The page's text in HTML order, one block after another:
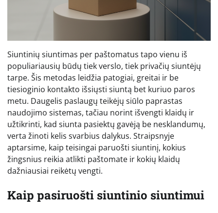
Siuntinių siuntimas per paštomatus tapo vienu iš
populiariausių būdų tiek verslo, tiek privačių siuntėjų
tarpe. Šis metodas leidžia patogiai, greitai ir be
tiesioginio kontakto išsiųsti siuntą bet kuriuo paros
metu. Daugelis paslaugų teikėjų siūlo paprastas
naudojimo sistemas, tačiau norint išvengti klaidų ir
užtikrinti, kad siunta pasiektų gavėją be nesklandumų,
verta žinoti kelis svarbius dalykus. Straipsnyje
aptarsime, kaip teisingai paruošti siuntinį, kokius
žingsnius reikia atlikti paštomate ir kokių klaidų
dažniausiai reikėtų vengti.
Kaip pasiruošti siuntinio siuntimui